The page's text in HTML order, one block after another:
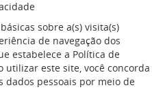
sobre a(s) visita(s)
de navegação dos
estabelece a Política de
utilizar este site, você concorda
dados pessoais por meio de